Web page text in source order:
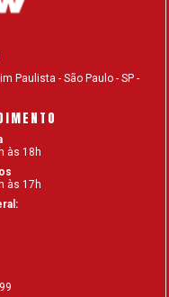
Paulista - São Paulo - SP -
às 18h
às 17h